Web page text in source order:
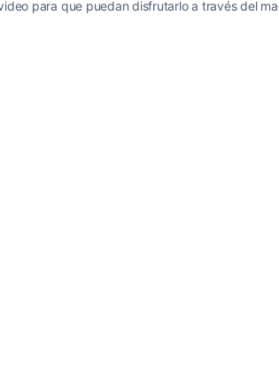
para que puedan disfrutarlo a través del